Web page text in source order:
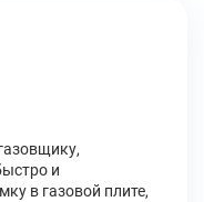
и
в газовой плите,